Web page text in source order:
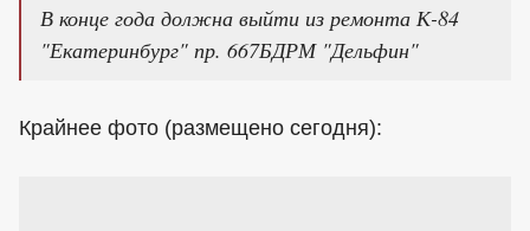
В конце года должна выйти из ремонта К-84
"Екатеринбург" пр. 667БДРМ "Дельфин"
Крайнее фото (размещено сегодня):